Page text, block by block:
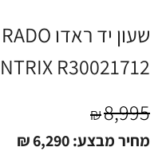
R30021712
₪8,995
מחיר מבצע: ₪6,290